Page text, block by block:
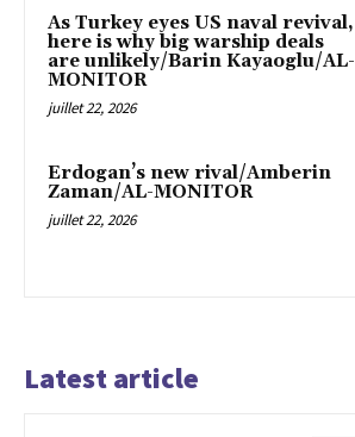
As Turkey eyes US naval revival,
here is why big warship deals
are unlikely/Barin Kayaoglu/AL-
MONITOR
juillet 22, 2026
Erdogan’s new rival/Amberin
Zaman/AL-MONITOR
juillet 22, 2026
Latest article